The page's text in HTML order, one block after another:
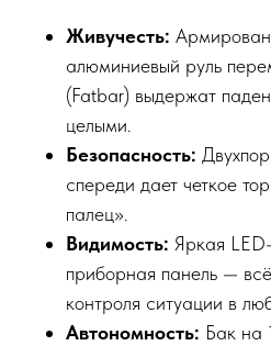
Живучесть:
алюминиевый руль
(Fatbar) выдержат
целыми.
Безопасность:
спереди дает четкое
палец».
Видимость: Яркая
приборная панель —
контроля ситуации в
Автономность: Бак на